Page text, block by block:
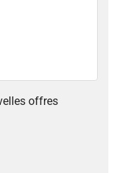
offres